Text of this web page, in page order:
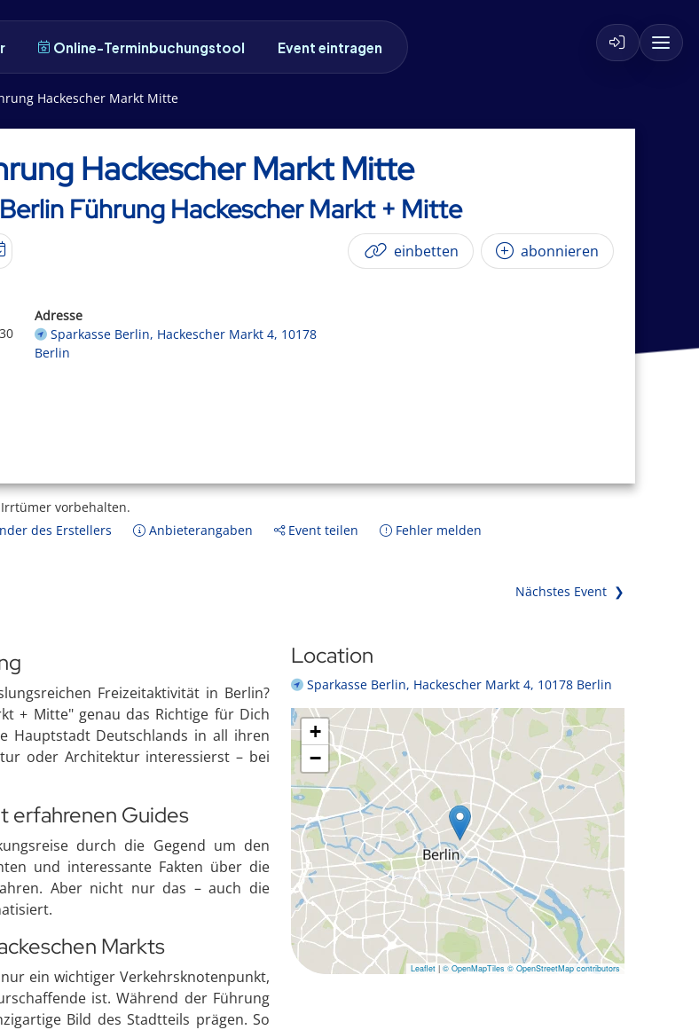
Online-Terminbuchungstool Event eintragen
Hackescher Markt Mitte
Hackescher Markt Mitte
Führung Hackescher Markt + Mitte
einbetten abonnieren
Adresse
Sparkasse Berlin, Hackescher Markt 4, 10178
Berlin
vorbehalten.
des Erstellers Anbieterangaben Event teilen Fehler melden
Nächstes Event ❯
Freizeitaktivität in Berlin?
+ Mitte" genau das Richtige für Dich
Hauptstadt Deutschlands in all ihren
oder Architektur interessierst – bei
erfahrenen Guides
durch die Gegend um den
und interessante Fakten über die
Aber nicht nur das – auch die
Markts
ein wichtiger Verkehrsknotenpunkt,
ist. Während der Führung
Bild des Stadtteils prägen. So
Location
Sparkasse Berlin, Hackescher Markt 4, 10178 Berlin
+
−
Leaflet | © OpenMapTiles © OpenStreetMap contributors